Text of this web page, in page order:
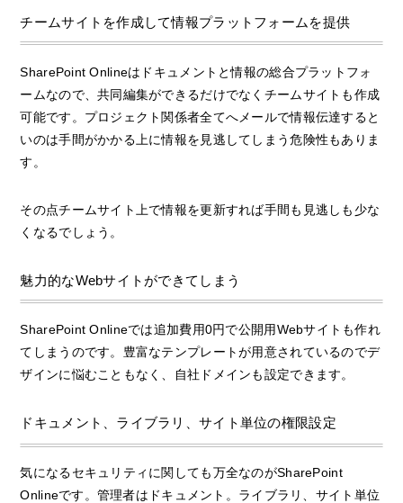
チームサイトを作成して情報プラットフォームを提供
SharePoint Onlineはドキュメントと情報の総合プラットフォ
ームなので、共同編集ができるだけでなくチームサイトも作成
可能です。プロジェクト関係者全てへメールで情報伝達すると
いのは手間がかかる上に情報を見逃してしまう危険性もありま
す。
その点チームサイト上で情報を更新すれば手間も見逃しも少な
くなるでしょう。
魅力的なWebサイトができてしまう
SharePoint Onlineでは追加費用0円で公開用Webサイトも作れ
てしまうのです。豊富なテンプレートが用意されているのでデ
ザインに悩むこともなく、自社ドメインも設定できます。
ドキュメント、ライブラリ、サイト単位の権限設定
気になるセキュリティに関しても万全なのがSharePoint
Onlineです。管理者はドキュメント。ライブラリ、サイト単位